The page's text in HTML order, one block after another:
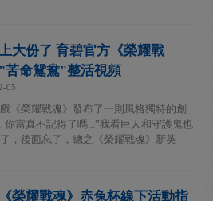
大份了 育碧官方《榮耀戰
苦命鴛鴦"整活視頻
05
《榮耀戰魂》發布了一則風格獨特的創
當真不記得了嗎...”我看巨人和守護鬼也
，後面忘了，總之《榮耀戰魂》新英
榮耀戰魂》赤兔杯線下活動指